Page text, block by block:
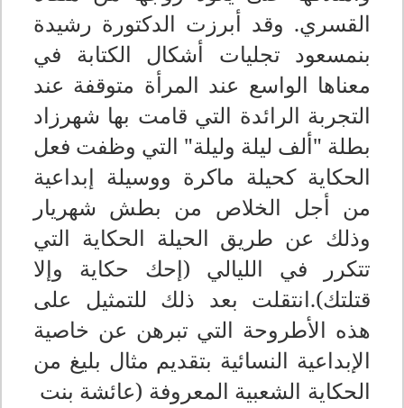
القسري. وقد أبرزت الدكتورة رشيدة
بنمسعود تجليات أشكال الكتابة في
معناها الواسع عند المرأة متوقفة عند
التجربة الرائدة التي قامت بها شهرزاد
بطلة "ألف ليلة وليلة" التي وظفت فعل
الحكاية كحيلة ماكرة ووسيلة إبداعية
من أجل الخلاص من بطش شهريار
وذلك عن طريق الحيلة الحكاية التي
تتكرر في الليالي (إحك حكاية وإلا
قتلتك).انتقلت بعد ذلك للتمثيل على
هذه الأطروحة التي تبرهن عن خاصية
الإبداعية النسائية بتقديم مثال بليغ من
الحكاية الشعبية المعروفة (عائشة بنت